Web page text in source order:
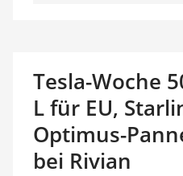
Tesla-Woche
L für EU,
Optimus-
bei Rivian